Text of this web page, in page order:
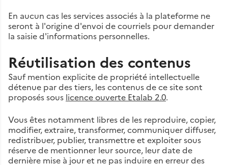
En aucun cas les services associés à la plateforme ne
seront à l'origine d'envoi de courriels pour demander
la saisie d'informations personnelles.
Réutilisation des contenus
Sauf mention explicite de propriété intellectuelle
détenue par des tiers, les contenus de ce site sont
proposés sous licence ouverte Etalab 2.0.
Vous êtes notamment libres de les reproduire, copier,
modifier, extraire, transformer, communiquer diffuser,
redistribuer, publier, transmettre et exploiter sous
réserve de mentionner leur source, leur date de
dernière mise à jour et ne pas induire en erreur des